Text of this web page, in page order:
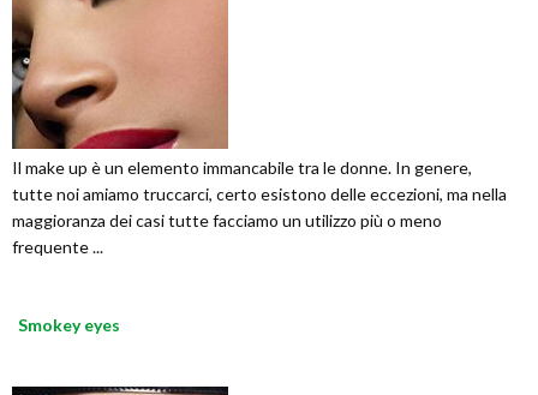
Il make up è un elemento immancabile tra le donne. In genere,
tutte noi amiamo truccarci, certo esistono delle eccezioni, ma nella
maggioranza dei casi tutte facciamo un utilizzo più o meno
frequente ...
Smokey eyes